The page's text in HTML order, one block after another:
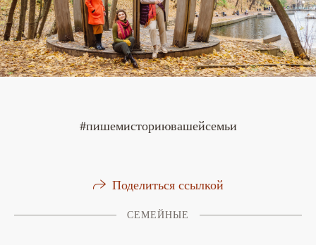
#пишемисториювашейсемьи
Поделиться ссылкой
СЕМЕЙНЫЕ